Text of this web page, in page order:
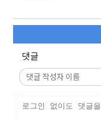
댓글